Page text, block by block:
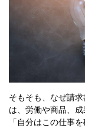
そもそも、なぜ請
は、労働や商品、
「自分はこの仕事